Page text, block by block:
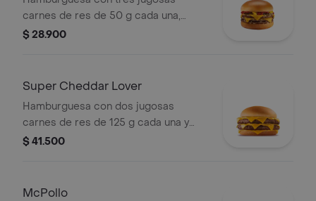
carnes de res de 50 g cada una,
doble queso cheddar cremoso,
$ 28.900
Super Cheddar Lover
Hamburguesa con dos jugosas
carnes de res de 125 g cada una y
cinco quesos cremosos.
$ 41.500
McPollo